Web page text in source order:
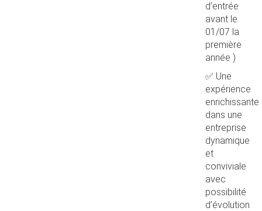
d’entrée
avant le
01/07 la
première
année )
✅ Une
expérience
enrichissante
dans une
entreprise
dynamique
et
conviviale
avec
possibilité
d’évolution